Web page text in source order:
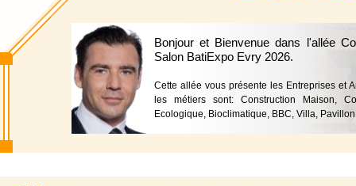
Bonjour et Bienvenue dans l'allée
Salon BatiExpo Evry 2026.
Cette allée vous présente les Entreprises et
les métiers sont: Construction Maison,
Ecologique, Bioclimatique, BBC, Villa,